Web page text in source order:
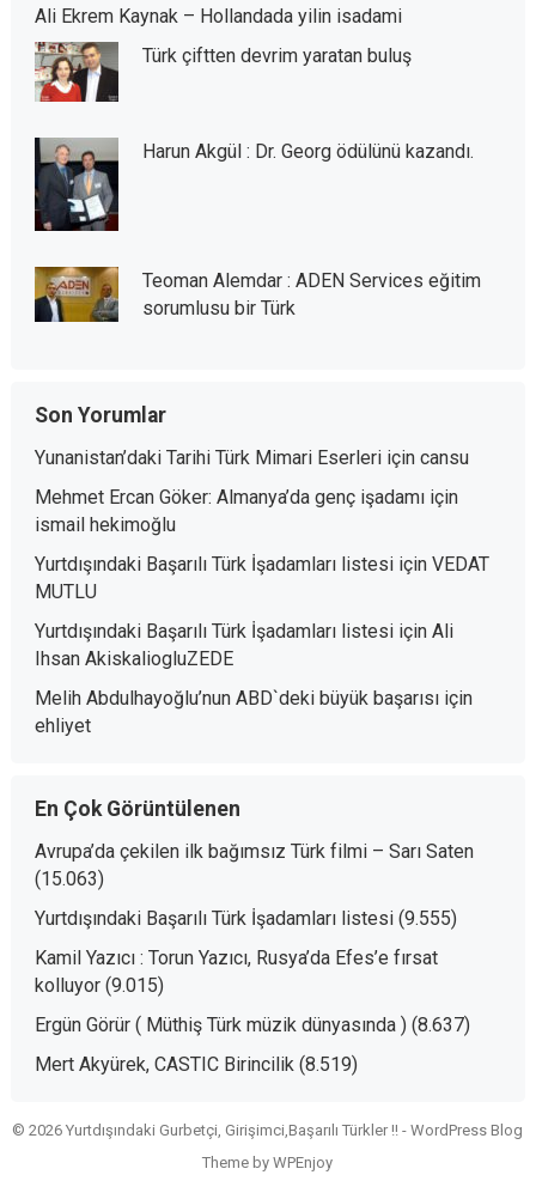
Ali Ekrem Kaynak – Hollandada yilin isadami
Türk çiftten devrim yaratan buluş
Harun Akgül : Dr. Georg ödülünü kazandı.
Teoman Alemdar : ADEN Services eğitim
sorumlusu bir Türk
Son Yorumlar
Yunanistan’daki Tarihi Türk Mimari Eserleriiçin cansu
Mehmet Ercan Göker: Almanya’da genç işadamıiçin
ismail hekimoğlu
Yurtdışındaki Başarılı Türk İşadamları listesiiçin VEDAT
MUTLU
Yurtdışındaki Başarılı Türk İşadamları listesiiçin Ali
Ihsan AkiskaliogluZEDE
Melih Abdulhayoğlu’nun ABD`deki büyük başarısıiçin
ehliyet
En Çok Görüntülenen
Avrupa’da çekilen ilk bağımsız Türk filmi – Sarı Saten
(15.063)
Yurtdışındaki Başarılı Türk İşadamları listesi (9.555)
Kamil Yazıcı : Torun Yazıcı, Rusya’da Efes’e fırsat
kolluyor (9.015)
Ergün Görür ( Müthiş Türk müzik dünyasında ) (8.637)
Mert Akyürek, CASTIC Birincilik (8.519)
© 2026 Yurtdışındaki Gurbetçi, Girişimci,Başarılı Türkler !! -WordPress Blog
Theme byWPEnjoy